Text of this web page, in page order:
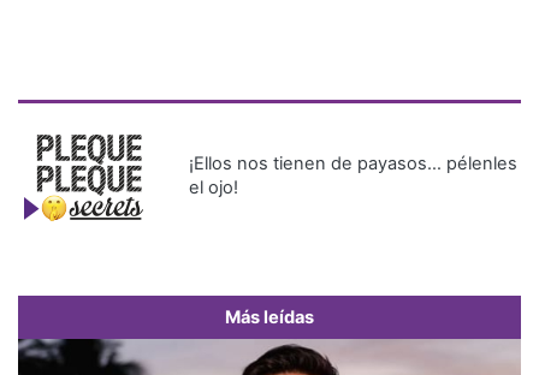
¡Ellos nos tienen de payasos… pélenles
el ojo!
Más leídas